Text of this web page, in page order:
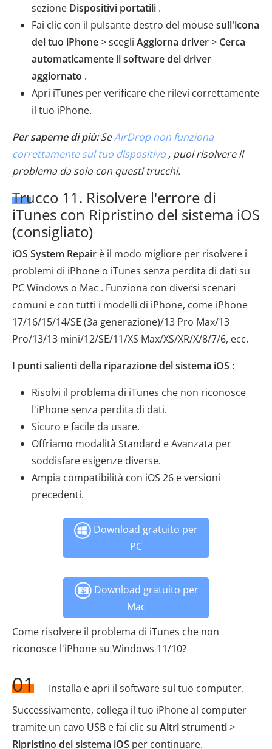
sezione Dispositivi portatili .
Fai clic con il pulsante destro del mousesull'icona
del tuo iPhone> scegli Aggiorna driver> Cerca
automaticamente il software del driver
aggiornato .
Apri iTunes per verificare che rilevi correttamente
il tuo iPhone.
Per saperne di più:SeAirDrop non funziona
correttamente sul tuo dispositivo , puoi risolvere il
problema da solo con questi trucchi.
Trucco 11. Risolvere l'errore di
iTunes con Ripristino del sistema iOS
(consigliato)
iOS System Repair è il modo migliore per risolvere i
problemi di iPhone o iTunes senza perdita di dati su
PC Windows o Mac . Funziona con diversi scenari
comuni e con tutti i modelli di iPhone, come iPhone
17/16/15/14/SE (3a generazione)/13 Pro Max/13
Pro/13/13 mini/12/SE/11/XS Max/XS/XR/X/8/7/6, ecc.
I punti salienti della riparazione del sistema iOS :
Risolvi il problema di iTunes che non riconosce
l'iPhone senza perdita di dati.
Sicuro e facile da usare.
Offriamo modalità Standard e Avanzata per
soddisfare esigenze diverse.
Ampia compatibilità con iOS 26 e versioni
precedenti.
Download gratuito per
PC
Download gratuito per
Mac
Come risolvere il problema di iTunes che non
riconosce l'iPhone su Windows 11/10?
01
Installa e apri il software sul tuo computer.
Successivamente, collega il tuo iPhone al computer
tramite un cavo USB e fai clic su Altri strumenti>
Ripristino del sistema iOS per continuare.